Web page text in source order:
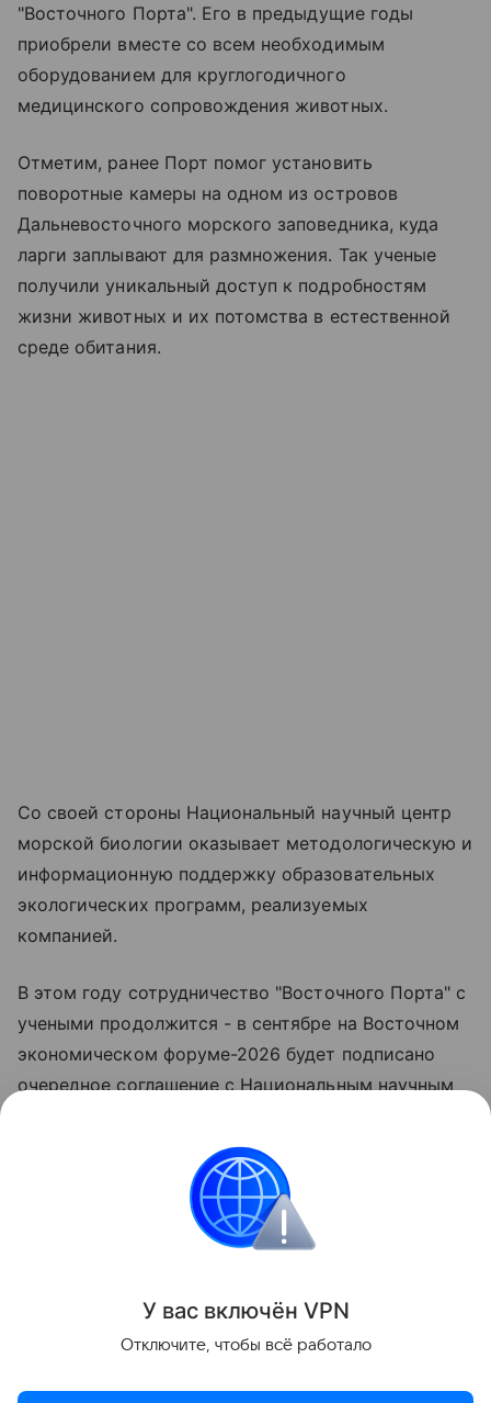
"Восточного Порта". Его в предыдущие годы
приобрели вместе со всем необходимым
оборудованием для круглогодичного
медицинского сопровождения животных.
Отметим, ранее Порт помог установить
поворотные камеры на одном из островов
Дальневосточного морского заповедника, куда
ларги заплывают для размножения. Так ученые
получили уникальный доступ к подробностям
жизни животных и их потомства в естественной
среде обитания.
Со своей стороны Национальный научный центр
морской биологии оказывает методологическую и
информационную поддержку образовательных
экологических программ, реализуемых
компанией.
В этом году сотрудничество "Восточного Порта" с
учеными продолжится - в сентябре на Восточном
экономическом форуме-2026 будет подписано
очередное соглашение с Национальным научным
направленное на всестороннюю поддержку
Поделиться
У вас включён VPN
Отключите, чтобы всё работало